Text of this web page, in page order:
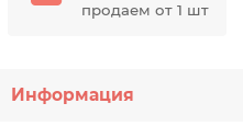
продаем от 1 шт
Информация